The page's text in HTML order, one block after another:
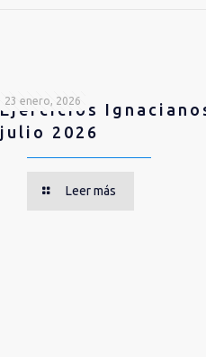
23 enero, 2026
Ejercicios
julio 2026
Leer más